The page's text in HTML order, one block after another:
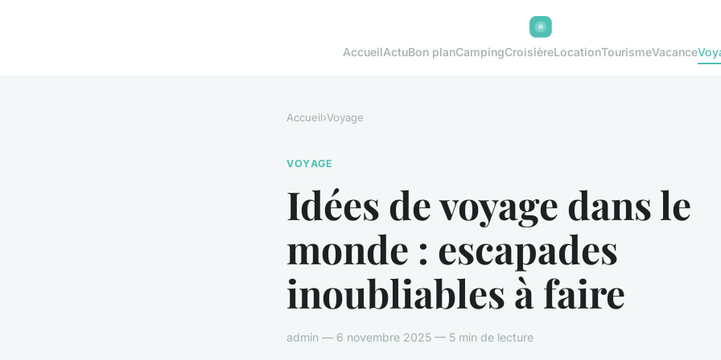
AccueilActuBon planCampingCroisièreLocationTourismeVacance
Accueil›Voyage
VOYAGE
Idées de voyage dans le
monde : escapades
inoubliables à faire
admin — 6 novembre 2025 — 5 min de lecture